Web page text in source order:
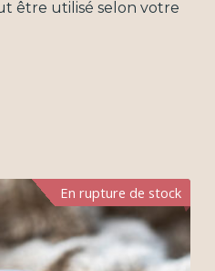
être utilisé selon votre
En rupture de stock